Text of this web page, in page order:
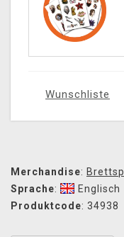
Wunschliste
Merchandise:
Sprache:
Englisch
Produktcode: 34938